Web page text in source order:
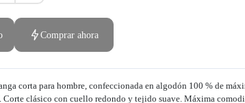
Comprar ahora
corta para hombre, confeccionada en algodón 100 % de
clásico con cuello redondo y tejido suave. Máxima